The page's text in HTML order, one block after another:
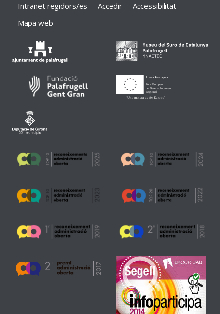
Intranet regidors/es
Accedir
Accessibilitat
Mapa web